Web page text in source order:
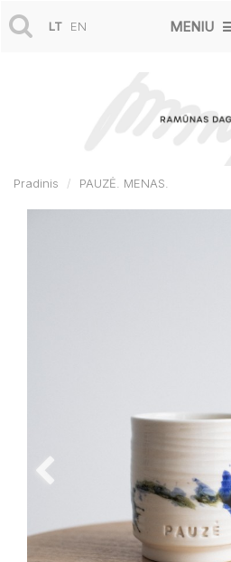
LT EN MENIU
Pradinis PAUZĖ. MENAS.